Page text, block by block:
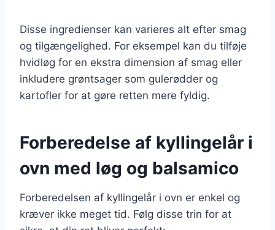
Disse ingredienser kan varieres alt efter smag
og tilgængelighed. For eksempel kan du tilføje
hvidløg for en ekstra dimension af smag eller
inkludere grøntsager som gulerødder og
kartofler for at gøre retten mere fyldig.
Forberedelse af kyllingelår i
ovn med løg og balsamico
Forberedelsen af kyllingelår i ovn er enkel og
kræver ikke meget tid. Følg disse trin for at